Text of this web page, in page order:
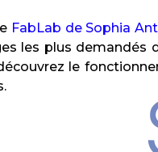
FabLab de Sophia
les plus demandés
le